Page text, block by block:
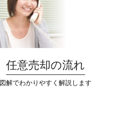
任意売却の流れ
図解でわかりやすく解説します